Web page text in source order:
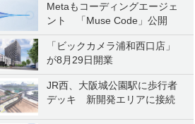
Metaもコーディングエージェ
ント 「Muse Code」公開
「ビックカメラ浦和西口店」
が8月29日開業
JR西、大阪城公園駅に歩行者
デッキ 新開発エリアに接続